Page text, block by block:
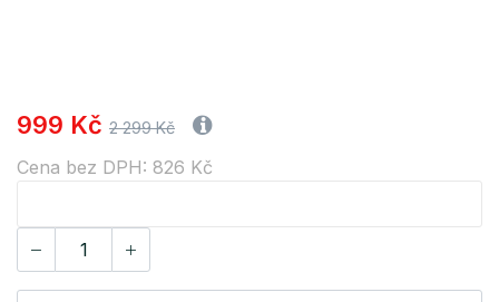
999 Kč 2 299 Kč
Cena bez DPH: 826 Kč